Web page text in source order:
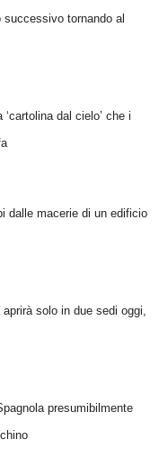
tornando al
dal cielo’ che i
dalle macerie di un edificio
solo in due sedi oggi,
presumibilmente